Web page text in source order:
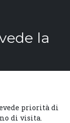
la
priorità di
di visita.